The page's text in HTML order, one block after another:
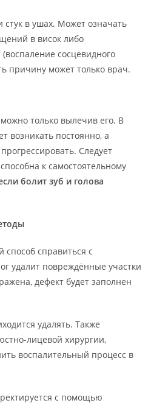
стук в ушах. Может означать
в висок либо
сосцевидного
причину может только врач.
только вылечив его. В
возникать постоянно, а
Следует
к самостоятельному
болит зуб и голова
справиться с
удалит повреждённые участки
дефект будет заполнен
удалять. Также
лицевой хирургии,
воспалительный процесс в
с помощью